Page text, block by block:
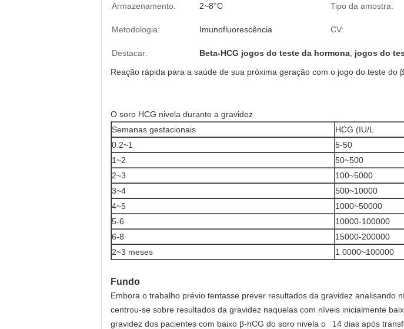
Armazenamento: 2~8°C Tipo da amostra:
Metodologia: Imunofluorescência CV:
Destacar: Beta-HCG jogos do teste da hormona jogos do
Reação rápida para a saúde de sua próxima geração com o jogo do teste do
O soro HCG nivela durante a gravidez
Semanas gestacionais
HCG (IU/L
0.2~1
5-50
1~2
50~500
2~3
100~5000
3~4
500~10000
4~5
1000~50000
5-6
10000-100000
6-8
15000-200000
2~3 meses
1 0000~100000
Fundo
Embora o trabalho prévio tentasse prever resultados da gravidez
centrou-se sobre resultados da gravidez naquelas com níveis inicialmente
gravidez dos pacientes com baixo β-hCG do soro nivela o 14 dias após